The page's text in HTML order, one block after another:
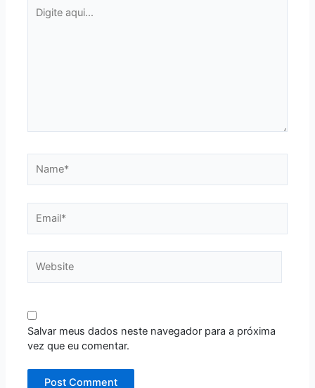
aqui...
Salvar meus dados neste navegador para a próxima
vez que eu comentar.